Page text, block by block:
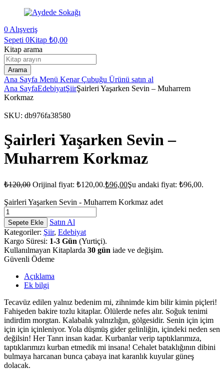
0 Alışveriş
Sepeti 0Kitap ₺0,00
Kitap arama
Arama
Ana Sayfa Menü Kenar Çubuğu Ürünü satın al
Ana SayfaEdebiyatŞiirŞairleri Yaşarken Sevin – Muharrem
Korkmaz
SKU: db976fa38580
Şairleri Yaşarken Sevin –
Muharrem Korkmaz
₺120,00 Orijinal fiyat: ₺120,00.₺96,00Şu andaki fiyat: ₺96,00.
Şairleri Yaşarken Sevin - Muharrem Korkmaz adet
Sepete Ekle
Satın Al
Kategoriler: Şiir, Edebiyat
Kargo Süresi: 1-3 Gün (Yurtiçi).
Kullanılmayan Kitaplarda 30 gün iade ve değişim.
Güvenli Ödeme
Açıklama
Ek bilgi
Tecavüz edilen yalnız bedenim mi, zihnimde kim bilir kimin piçleri!
Fahişeden bakire tozlu kitaplar. Ölülerde nefes alır. Soğuk tenimi
indirdim morgtan. Kalabalık yalnızlığın, gölgesidir. Senin için içim
için için içinleniyor. Yola düşmüş gider gelinliğin, içindeki neden sen
değilsin! Her Tanrı insan kadar. Kurbanlar verip taptıklarımıza,
taptıklarımızı kurban etmedik mi insana! Cehalet bataklığının dibini
bulmaya harcanan bunca çabaya inat karanlık kuyular güneş
dolacak.